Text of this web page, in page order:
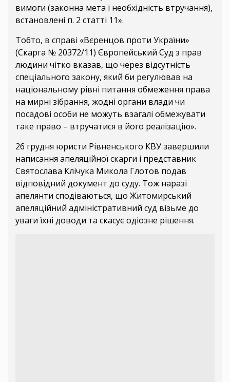
вимоги (законна мета і необхідність втручання),
встановлені п. 2 статті 11».
Тобто, в справі «Вєренцов проти України»
(Скарга № 20372/11) Європейський Суд з прав
людини чітко вказав, що через відсутність
спеціального закону, який би регулював на
національному рівні питання обмеження права
на мирні зібрання, жодні органи влади чи
посадові особи не можуть взагалі обмежувати
таке право – втручатися в його реалізацію».
26 грудня юристи Рівненського КВУ завершили
написання апеляційної скарги і представник
Святослава Клічука Микола Глотов подав
відповідний документ до суду. Тож наразі
апелянти сподіваються, що Житомирський
апеляційний адміністративний суд візьме до
уваги їхні доводи та скасує одіозне рішення.